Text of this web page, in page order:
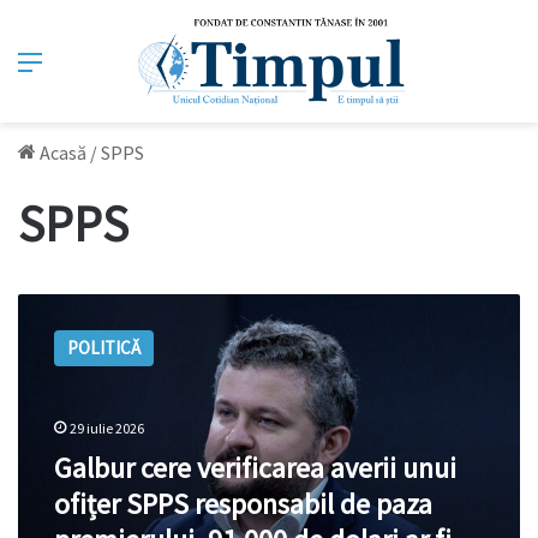
Meniu
Acasă /SPPS
SPPS
verificarea
ofițer
SPPS
responsabil
POLITICĂ
29 iulie 2026
Galbur cere verificarea averii unui
ofițer SPPS responsabil de paza